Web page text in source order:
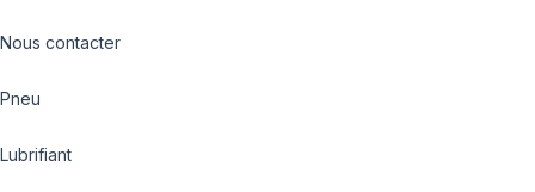
Nous contacter
Pneu
Lubrifiant